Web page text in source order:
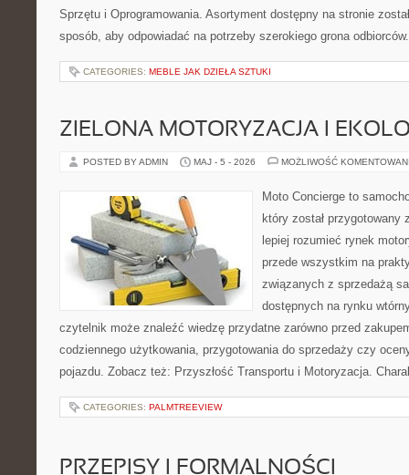
Sprzętu i Oprogramowania. Asortyment dostępny na stronie
sposób, aby odpowiadać na potrzeby szerokiego grona
CATEGORIES: MEBLE JAK DZIEŁA SZTUKI
ZIELONA MOTORYZACJA I
POSTED BY ADMIN MAJ - 5 - 2026 MOŻLIWOŚĆ
Moto Concierge to
który został
lepiej rozumieć rynek
przede wszystkim na
związanych z sprzedażą
dostępnych na rynku
czytelnik może znaleźć wiedzę przydatne zarówno przed
codziennego użytkowania, przygotowania do sprzedaży czy
pojazdu. Zobacz też: Przyszłość Transportu i Motoryzacja.
CATEGORIES: PALMTREEVIEW
PRZEPISY I FORMALNOŚCI